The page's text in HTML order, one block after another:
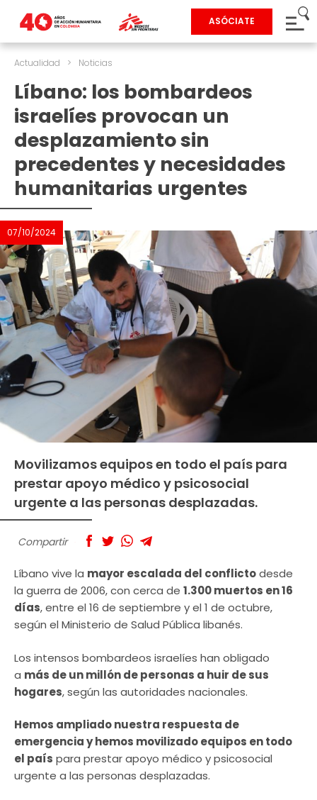
ASÓCIATE
Actualidad > Noticias
Líbano: los bombardeos
israelíes provocan un
desplazamiento sin
precedentes y necesidades
humanitarias urgentes
07/10/2024
Movilizamos equipos en todo el país para
prestar apoyo médico y psicosocial
urgente a las personas desplazadas.
Compartir
Líbano vive la mayor escalada del conflictodesde
la guerra de 2006, con cerca de 1.300 muertos en 16
días, entre el 16 de septiembre y el 1 de octubre,
según el Ministerio de Salud Pública libanés.
Los intensos bombardeos israelíes han obligado
a más de un millón de personas a huir de sus
hogares, según las autoridades nacionales.
Hemos ampliado nuestra respuesta de
emergencia y hemos movilizado equipos en todo
el país para prestar apoyo médico y psicosocial
urgente a las personas desplazadas.